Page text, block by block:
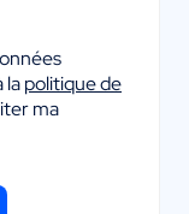
lapolitique de
ma